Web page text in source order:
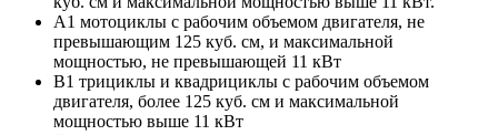
A1 мотоциклы с рабочим объемом двигателя, не
превышающим 125 куб. см, и максимальной
мощностью, не превышающей 11 кВт
B1 трициклы и квадрициклы с рабочим объемом
двигателя, более 125 куб. см и максимальной
мощностью выше 11 кВт